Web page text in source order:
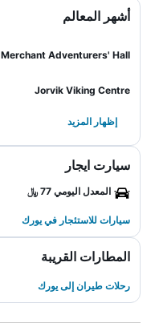
أشهر المعالم
Merchant Adventurers' Hall
Jorvik Viking Centre
إظهار المزيد
سيارت ايجار
المعدل اليومي 77 ﷼
سيارات للاستئجار في يورك
المطارات القريبة
رحلات طيران إلى يورك